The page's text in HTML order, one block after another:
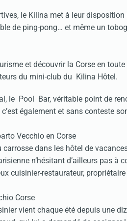
le Kilina met à leur
de ping-pong… et même un
et découvrir la Corse en
du mini-club du Kilina Hôtel.
le Pool Bar, véritable point de
également et sans conteste
dans les hôtel de
n’hésitant d’ailleurs pas à
cuisinier-restaurateur,
vient chaque été depuis une